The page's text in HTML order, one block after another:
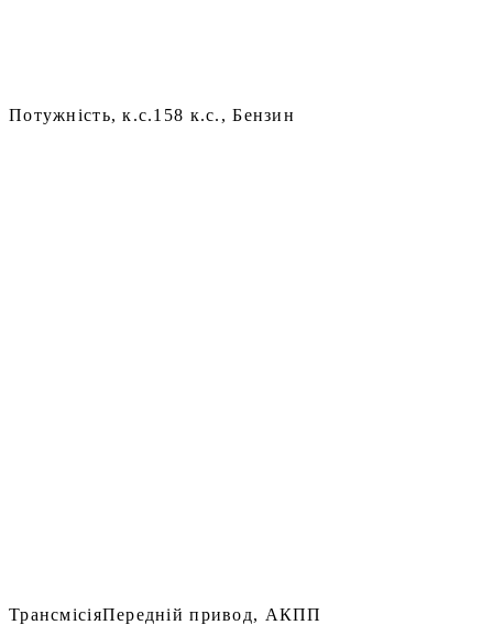
Потужність, к.с.158 к.с., Бензин
ТрансмісіяПередній привод, АКПП